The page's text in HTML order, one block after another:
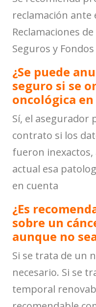
reclamación ante
Reclamaciones
Seguros y
¿Se puede
seguro si se
oncológica en
Sí, el asegurador
contrato si los
fueron
actual esa
en cuenta
¿Es
sobre un
aunque no
Si se trata de un
necesario. Si se
temporal